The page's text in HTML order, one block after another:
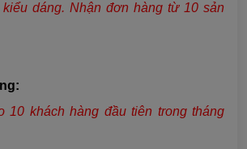
dáng. Nhận đơn hàng từ 10 sản
10 khách hàng đầu tiên trong tháng